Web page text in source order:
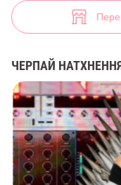
ЧЕРПАЙ
(арт. 37866) ♡ інтернет-